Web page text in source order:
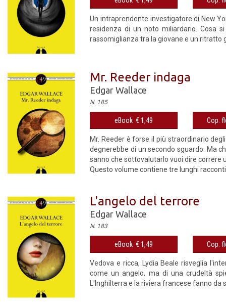
Un intraprendente investigatore di New
residenza di un noto miliardario. Cosa
rassomiglianza tra la giovane e un ritratto
Mr. Reeder indaga
Edgar Wallace
N. 185
eBook € 1,49 Cop.
Mr. Reeder è forse il più straordinario
degnerebbe di un secondo sguardo. Ma
sanno che sottovalutarlo vuoi dire correre
Questo volume contiene tre lunghi
L'angelo del terrore
Edgar Wallace
N. 183
eBook € 1,49 Cop.
Vedova e ricca, Lydia Beale risveglia
come un angelo, ma di una crudeltà
L'Inghilterra e la riviera francese fanno